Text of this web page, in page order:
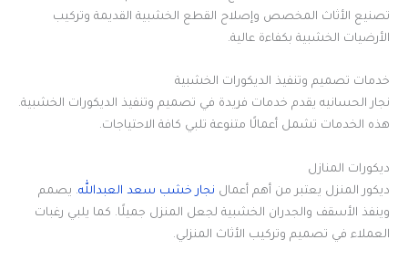
تصنيع الأثاث المخصص وإصلاح القطع الخشبية القديمة وتركيب
الأرضيات الخشبية بكفاءة عالية.
خدمات تصميم وتنفيذ الديكورات الخشبية
نجار الحسانيه يقدم خدمات فريدة في تصميم وتنفيذ الديكورات الخشبية.
هذه الخدمات تشمل أعمالًا متنوعة تلبي كافة الاحتياجات.
ديكورات المنازل
ديكور المنزل يعتبر من أهم أعمال نجار خشب سعد العبدالله. يصمم
وينفذ الأسقف والجدران الخشبية لجعل المنزل جميلًا. كما يلبي رغبات
العملاء في تصميم وتركيب الأثاث المنزلي.